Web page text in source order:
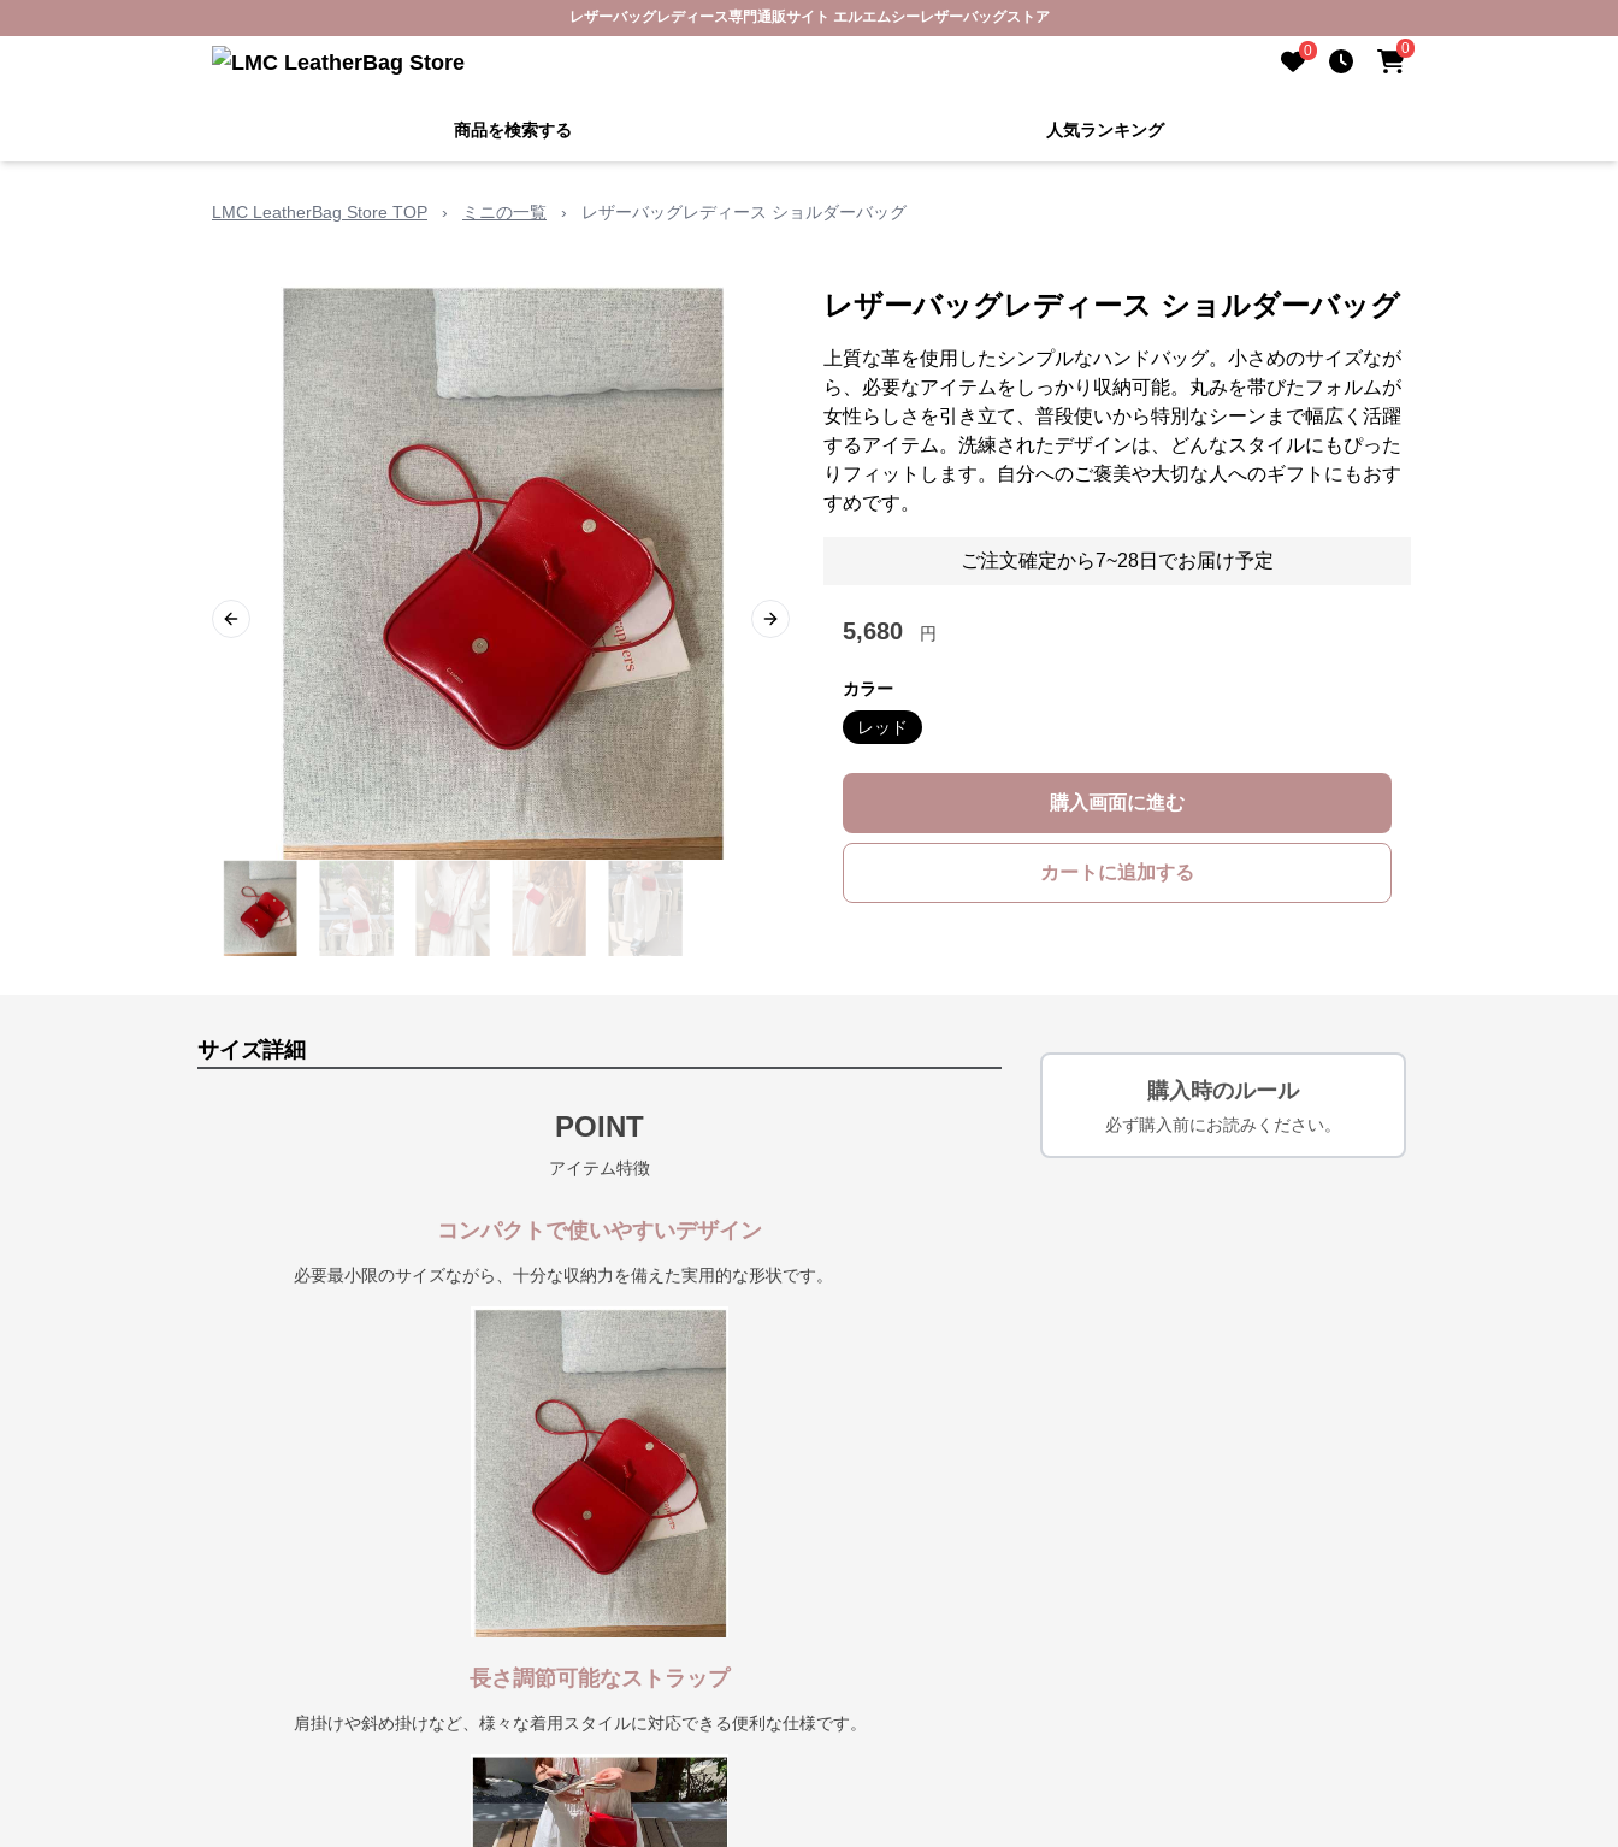
レザーバッグレディース専門通販サイト エルエムシーレザーバッグストア
0
0
商品を検索する 人気ランキング
LMC LeatherBag Store TOP › ミニの一覧 › レザーバッグレディース ショルダーバッグ
Previous slide Next slide
レザーバッグレディース ショルダーバッグ
上質な革を使用したシンプルなハンドバッグ。小さめのサイズなが
ら、必要なアイテムをしっかり収納可能。丸みを帯びたフォルムが
女性らしさを引き立て、普段使いから特別なシーンまで幅広く活躍
するアイテム。洗練されたデザインは、どんなスタイルにもぴった
りフィットします。自分へのご褒美や大切な人へのギフトにもおす
すめです。
ご注文確定から7~28日でお届け予定
5,680 円
カラー
レッド
購入画面に進む
カートに追加する
サイズ詳細
POINT
アイテム特徴
コンパクトで使いやすいデザイン
必要最小限のサイズながら、十分な収納力を備えた実用的な形状です。
長さ調節可能なストラップ
肩掛けや斜め掛けなど、様々な着用スタイルに対応できる便利な仕様です。
購入時のルール
必ず購入前にお読みください。